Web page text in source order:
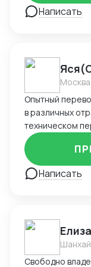
Написать
Опытный
в различных
техническом
подъёмное
успешного
заводами
Написать
Свободно